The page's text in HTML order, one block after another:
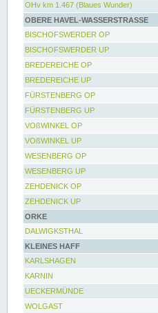
OHv km 1.467 (Blaues Wunder)
OBERE HAVEL-WASSERSTRASSE
BISCHOFSWERDER OP
BISCHOFSWERDER UP
BREDEREICHE OP
BREDEREICHE UP
FÜRSTENBERG OP
FÜRSTENBERG UP
VOßWINKEL OP
VOßWINKEL UP
WESENBERG OP
WESENBERG UP
ZEHDENICK OP
ZEHDENICK UP
ORKE
DALWIGKSTHAL
KLEINES HAFF
KARLSHAGEN
KARNIN
UECKERMÜNDE
WOLGAST